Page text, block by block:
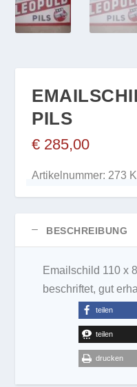
PILS
€ 285,00
Artikelnummer: 273
BESCHREIBUNG
Emailschild 110 x
beschriftet, gut
teilen
teilen
drucken